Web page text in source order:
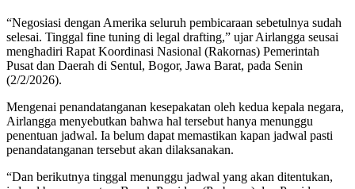
“Negosiasi dengan Amerika seluruh pembicaraan sebetulnya sudah
selesai. Tinggal fine tuning di legal drafting,” ujar Airlangga seusai
menghadiri Rapat Koordinasi Nasional (Rakornas) Pemerintah
Pusat dan Daerah di Sentul, Bogor, Jawa Barat, pada Senin
(2/2/2026).
Mengenai penandatanganan kesepakatan oleh kedua kepala negara,
Airlangga menyebutkan bahwa hal tersebut hanya menunggu
penentuan jadwal. Ia belum dapat memastikan kapan jadwal pasti
penandatanganan tersebut akan dilaksanakan.
“Dan berikutnya tinggal menunggu jadwal yang akan ditentukan,